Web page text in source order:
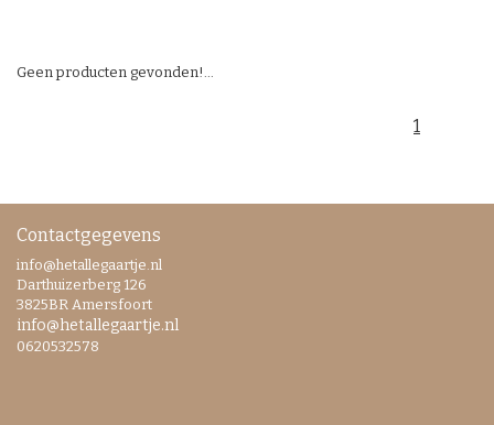
Geen producten gevonden!...
1
Contactgegevens
info@hetallegaartje.nl
Darthuizerberg 126
3825BR Amersfoort
info@hetallegaartje.nl
0620532578